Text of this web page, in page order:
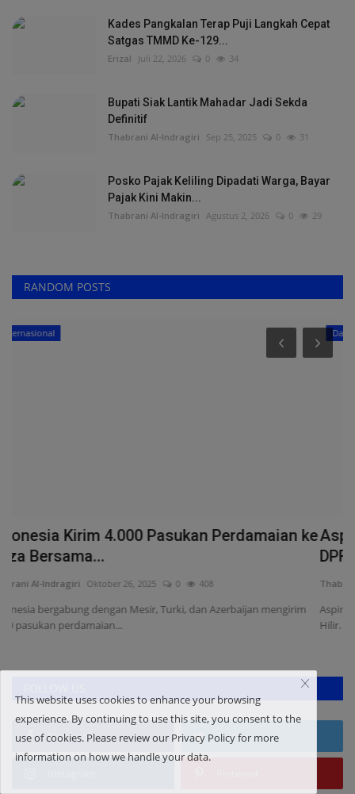
Kades Pangkalan Terap Puji Langkah Cepat
Satgas TMMD Ke-129...
Erizal Juli 22, 2026 0 34
Bupati Siak Lantik Mahadar Jadi Sekda
Definitif
Thabrani Al-Indragiri Sep 25, 2025 0 31
Posko Pajak Keliling Dipadati Warga, Bayar
Pajak Kini Makin...
Thabrani Al-Indragiri Agustus 2, 2026 0 29
RANDOM POSTS
Daerah
Aspirasi TORA Balai Jaya Kembali Dibahas
DPRD Rohil, Masyarakat...
Thabrani Al-Indragiri Juli 21, 2026 0 94
Aspirasi TORA masyarakat Balai Jaya kembali dibahas di DPRD Rokan
Hilir. Warga mendesak...
Facebook Twitter
This website uses cookies to enhance your browsing
experience. By continuing to use this site, you consent to the
use of cookies. Please review our Privacy Policy for more
information on how we handle your data.